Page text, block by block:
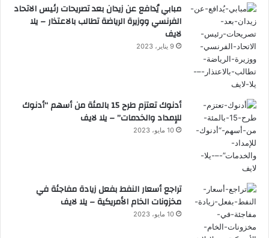
مبابي يُدافع عن زيدان بعد تصريحات رئيس الاتحاد
الفرنسي ووزيرة الرياضة تطالب بالاعتذار – يلا
لايف
9 يناير، 2023
أدنوك تعتزم طرح 15 بالمئة من أسهم “أدنوك
للإمداد والخدمات” – يلا لايف
10 مايو، 2023
تراجع أسعار النفط بفعل زيادة مفاجئة في
مخزونات الخام الأمريكية – يلا لايف
10 مايو، 2023